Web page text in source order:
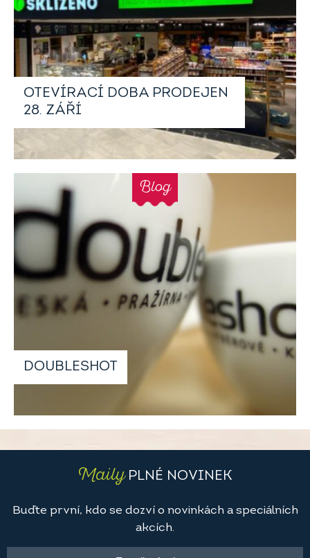
OTEVÍRACÍ DOBA PRODEJEN
28. ZÁŘÍ
DOUBLESHOT
Blog
MailyPLNÉ NOVINEK
Buďte první, kdo se dozví o novinkách a speciálních
akcích.